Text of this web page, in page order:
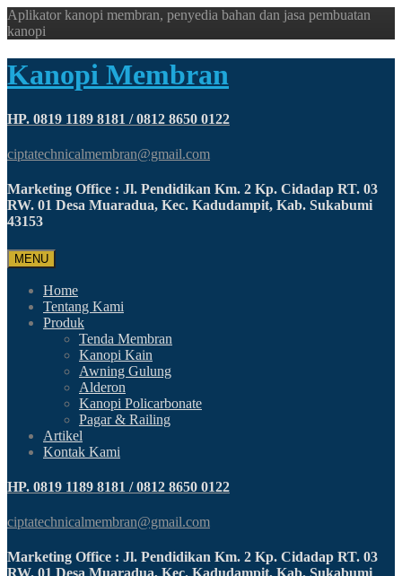
Aplikator kanopi membran, penyedia bahan dan jasa pembuatan
kanopi
Kanopi Membran
HP. 0819 1189 8181 / 0812 8650 0122
ciptatechnicalmembran@gmail.com
Marketing Office : Jl. Pendidikan Km. 2 Kp. Cidadap RT. 03
RW. 01 Desa Muaradua, Kec. Kadudampit, Kab. Sukabumi
43153
MENU
Home
Tentang Kami
Produk
Tenda Membran
Kanopi Kain
Awning Gulung
Alderon
Kanopi Policarbonate
Pagar & Railing
Artikel
Kontak Kami
HP. 0819 1189 8181 / 0812 8650 0122
ciptatechnicalmembran@gmail.com
Marketing Office : Jl. Pendidikan Km. 2 Kp. Cidadap RT. 03